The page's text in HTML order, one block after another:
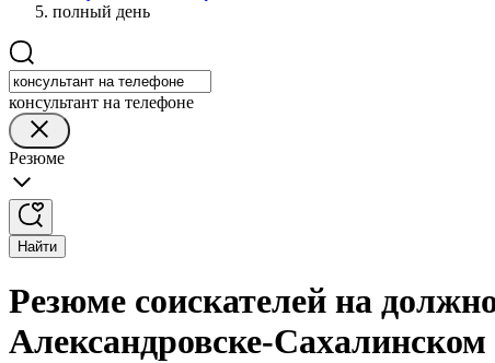
полный день
консультант на телефоне
Резюме
Найти
Резюме соискателей на
Александровске-Сахалинском